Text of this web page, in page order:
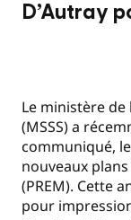
D’Autray
Le ministère de
(MSSS) a
communiqué,
nouveaux
(PREM). Cette
pour